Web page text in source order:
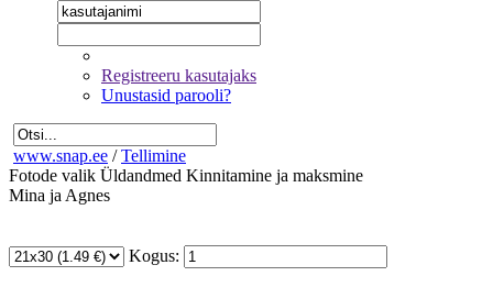
Registreeru kasutajaks
Unustasid parooli?
www.snap.ee / Tellimine
Fotode valik Üldandmed Kinnitamine ja maksmine
Mina ja Agnes
Kogus: